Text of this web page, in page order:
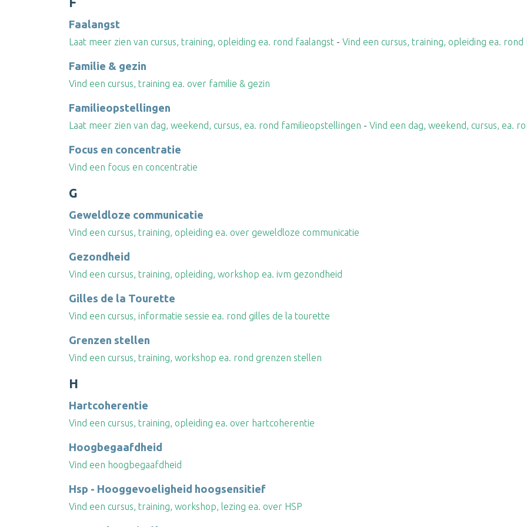
Faalangst
Laat meer zien van cursus, training, opleiding ea. rond faalangst - Vind een cursus, training, opleiding ea. rond
Familie & gezin
Vind een cursus, training ea. over familie & gezin
Familieopstellingen
Laat meer zien van dag, weekend, cursus, ea. rond familieopstellingen - Vind een dag, weekend, cursus, ea.
Focus en concentratie
Vind een focus en concentratie
G
Geweldloze communicatie
Vind een cursus, training, opleiding ea. over geweldloze communicatie
Gezondheid
Vind een cursus, training, opleiding, workshop ea. ivm gezondheid
Gilles de la Tourette
Vind een cursus, informatie sessie ea. rond gilles de la tourette
Grenzen stellen
Vind een cursus, training, workshop ea. rond grenzen stellen
H
Hartcoherentie
Vind een cursus, training, opleiding ea. over hartcoherentie
Hoogbegaafdheid
Vind een hoogbegaafdheid
Hsp - Hooggevoeligheid hoogsensitief
Vind een cursus, training, workshop, lezing ea. over HSP